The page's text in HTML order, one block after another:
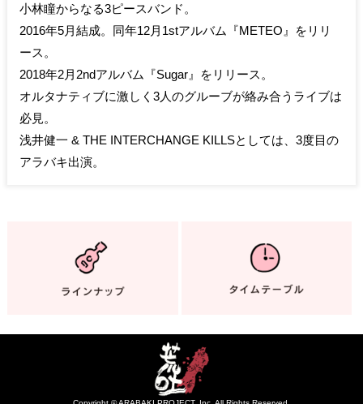
小林瞳からなる3ピースバンド。
2016年5月結成。同年12月1stアルバム『METEO』をリリ
ース。
2018年2月2ndアルバム『Sugar』をリリース。
オルタナティブに激しく3人のグルーブが絡み合うライブは
必見。
浅井健一 & THE INTERCHANGE KILLSとしては、3度目の
アラバキ出演。